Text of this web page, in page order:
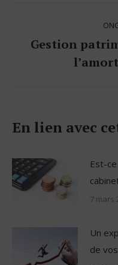
deGestion
En lien avec
Est-
7 mars
Un
de